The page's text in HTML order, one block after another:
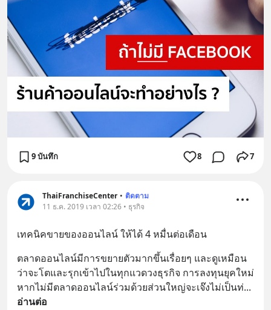
9 บันทึก 8 7
ThaiFranchiseCenter • ติดตาม
11 ธ.ค. 2019 เวลา 02:26 • ธุรกิจ
เทคนิคขายของออนไลน์ ให้ได้ 4 หมื่นต่อเดือน
ตลาดออนไลน์มีการขยายตัวมากขึ้นเรื่อยๆ และดูเหมือน
ว่าจะโตและรุกเข้าไปในทุกแวดวงธุรกิจ การลงทุนยุคใหม่
หากไม่มีตลาดออนไลน์ร่วมด้วยส่วนใหญ่จะเจ๊งไม่เป็นท่
อ่านต่อ